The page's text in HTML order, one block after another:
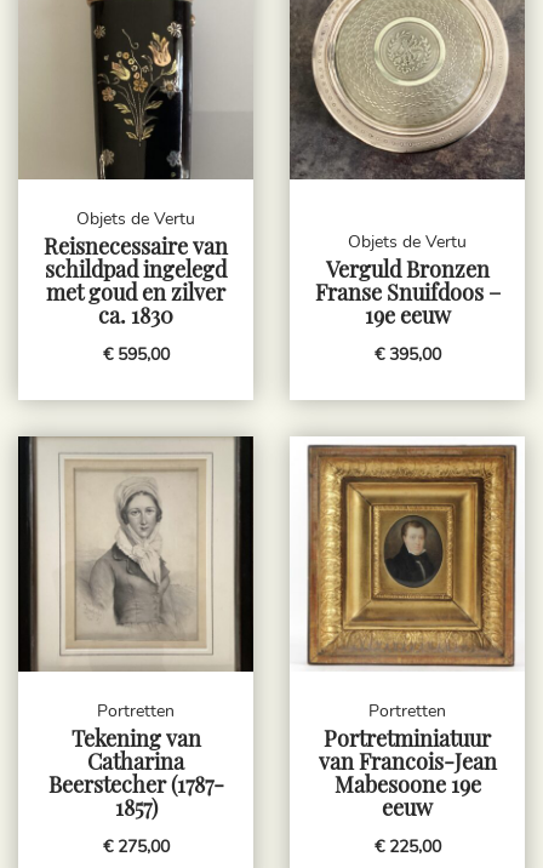
Objets de Vertu
Reisnecessaire van
schildpad ingelegd
met goud en zilver
ca. 1830
€ 595,00
Objets de Vertu
Verguld Bronzen
Franse Snuifdoos –
19e eeuw
€ 395,00
Portretten
Tekening van
Catharina
Beerstecher (1787-
1857)
€ 275,00
Portretten
Portretminiatuur
van Francois-Jean
Mabesoone 19e
eeuw
€ 225,00